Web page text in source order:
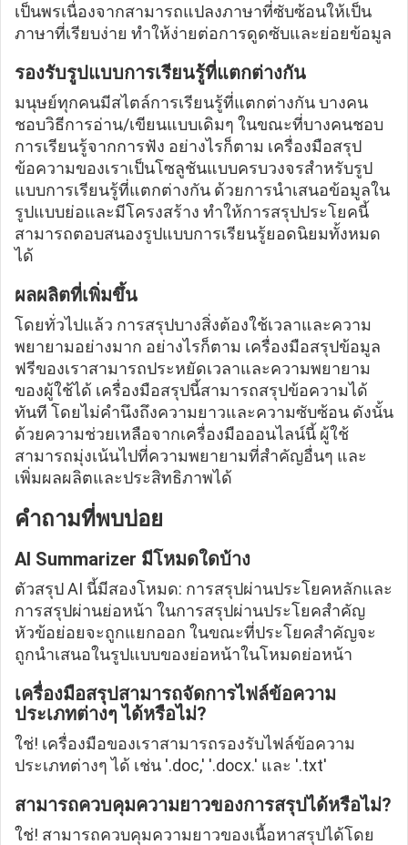
เป็นพรเนื่องจากสามารถแปลงภาษาที่ซับซ้อนให้เป็น
ภาษาที่เรียบง่าย ทำให้ง่ายต่อการดูดซับและย่อยข้อมูล
รองรับรูปแบบการเรียนรู้ที่แตกต่างกัน
มนุษย์ทุกคนมีสไตล์การเรียนรู้ที่แตกต่างกัน บางคน
ชอบวิธีการอ่าน/เขียนแบบเดิมๆ ในขณะที่บางคนชอบ
การเรียนรู้จากการฟัง อย่างไรก็ตาม เครื่องมือสรุป
ข้อความของเราเป็นโซลูชันแบบครบวงจรสำหรับรูป
แบบการเรียนรู้ที่แตกต่างกัน ด้วยการนำเสนอข้อมูลใน
รูปแบบย่อและมีโครงสร้าง ทำให้การสรุปประโยคนี้
สามารถตอบสนองรูปแบบการเรียนรู้ยอดนิยมทั้งหมด
ได้
ผลผลิตที่เพิ่มขึ้น
โดยทั่วไปแล้ว การสรุปบางสิ่งต้องใช้เวลาและความ
พยายามอย่างมาก อย่างไรก็ตาม เครื่องมือสรุปข้อมูล
ฟรีของเราสามารถประหยัดเวลาและความพยายาม
ของผู้ใช้ได้ เครื่องมือสรุปนี้สามารถสรุปข้อความได้
ทันที โดยไม่คำนึงถึงความยาวและความซับซ้อน ดังนั้น
ด้วยความช่วยเหลือจากเครื่องมือออนไลน์นี้ ผู้ใช้
สามารถมุ่งเน้นไปที่ความพยายามที่สำคัญอื่นๆ และ
เพิ่มผลผลิตและประสิทธิภาพได้
คำถามที่พบบ่อย
AI Summarizer มีโหมดใดบ้าง
ตัวสรุป AI นี้มีสองโหมด: การสรุปผ่านประโยคหลักและ
การสรุปผ่านย่อหน้า ในการสรุปผ่านประโยคสำคัญ
หัวข้อย่อยจะถูกแยกออก ในขณะที่ประโยคสำคัญจะ
ถูกนำเสนอในรูปแบบของย่อหน้าในโหมดย่อหน้า
เครื่องมือสรุปสามารถจัดการไฟล์ข้อความ
ประเภทต่างๆ ได้หรือไม่?
ใช่! เครื่องมือของเราสามารถรองรับไฟล์ข้อความ
ประเภทต่างๆ ได้ เช่น '.doc,' '.docx.' และ '.txt'
สามารถควบคุมความยาวของการสรุปได้หรือไม่?
ใช่! สามารถควบคุมความยาวของเนื้อหาสรุปได้โดย